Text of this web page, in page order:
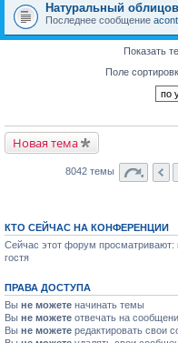
Натуральный
Последнее сообщение
Показать
Поле
Новая тема
8042 темы
КТО СЕЙЧАС НА КОНФЕРЕНЦИИ
Сейчас этот форум просматривают:
гостя
ПРАВА ДОСТУПА
Вы не можете начинать темы
Вы не можете отвечать на
Вы не можете редактировать свои